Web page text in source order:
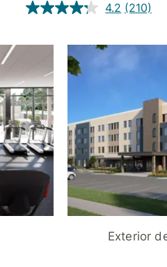
4.2 (210)
Exterior